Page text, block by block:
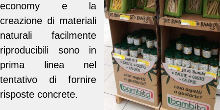
economy e la
creazione di materiali
naturali facilmente
riproducibili sono in
prima linea nel
tentativo di fornire
risposte concrete.